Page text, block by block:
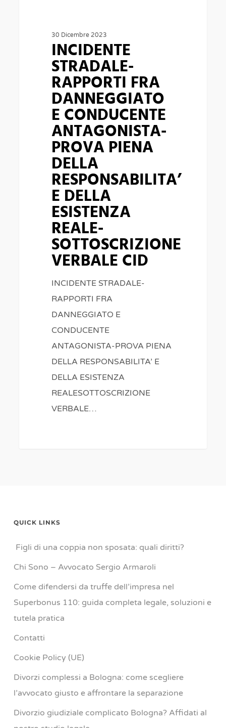
RESPONSABILITA’
ESISTENZA
SOTTOSCRIZIONE
VERBALE
30 Dicembre 2023
INCIDENTE
STRADALE-
RAPPORTI FRA
DANNEGGIATO
E CONDUCENTE
ANTAGONISTA-
PROVA PIENA
DELLA
RESPONSABILITA’
E DELLA
ESISTENZA
REALE-
SOTTOSCRIZIONE
VERBALE CID
INCIDENTE STRADALE-
RAPPORTI FRA
DANNEGGIATO E
CONDUCENTE
ANTAGONISTA-PROVA PIENA
DELLA RESPONSABILITA’ E
DELLA ESISTENZA
REALESOTTOSCRIZIONE
VERBALE…
QUICK LINKS
Figli di una coppia non sposata: quali diritti?
Chi Sono – Avvocato Sergio Armaroli
Come difendersi da truffe dell’impresa nel
Superbonus 110: guida completa legale, soluzioni e
tutela pratica
Contatti
Cookie Policy (UE)
Divorzi complessi a Bologna: come scegliere
l’avvocato giusto e affrontare la separazione
Divorzio giudiziale complicato Bologna? Affidati al